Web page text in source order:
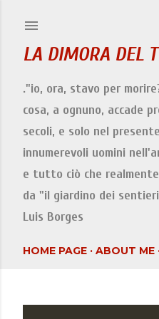
LA DIMORA DEL
."io, ora, stavo per
cosa, a ognuno, accade
secoli, e solo nel
innumerevoli uomini
e tutto ciò che
da "il giardino dei
Luis Borges
HOME PAGE ABOUT ME